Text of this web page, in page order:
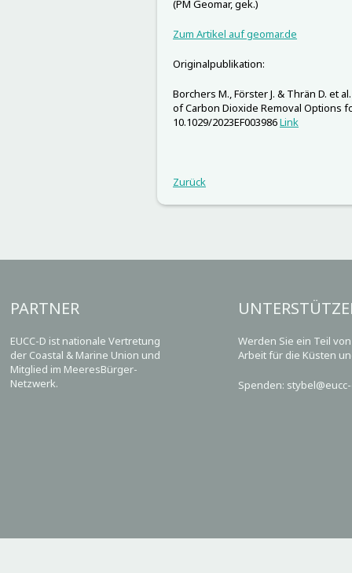
(PM Geomar, gek.)
Zum Artikel auf geomar.de
Originalpublikation:
Borchers M., Förster J. & Thrän D. et
of Carbon Dioxide Removal Options
10.1029/2023EF003986Link
Zurück
PARTNER
EUCC-D ist nationale Vertretung
der Coastal & Marine Union und
Mitglied im MeeresBürger-
Netzwerk.
Werden Sie ein Teil
Arbeit für die Küsten
Spenden: